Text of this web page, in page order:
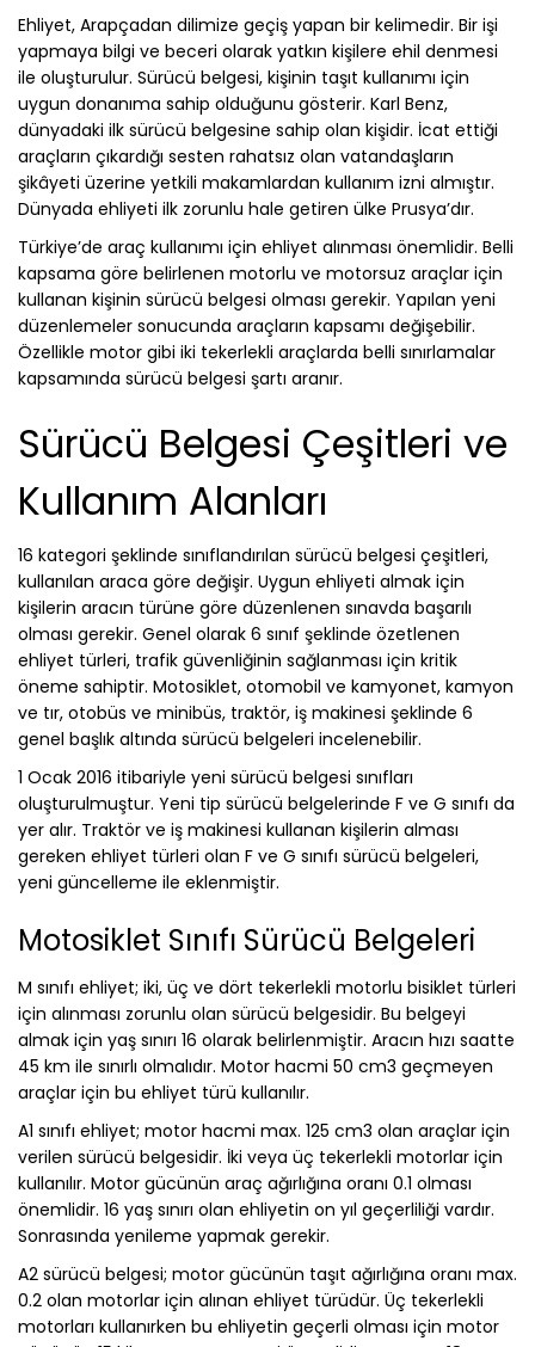
Ehliyet, Arapçadan dilimize geçiş yapan bir kelimedir. Bir işi
yapmaya bilgi ve beceri olarak yatkın kişilere ehil denmesi
ile oluşturulur. Sürücü belgesi, kişinin taşıt kullanımı için
uygun donanıma sahip olduğunu gösterir. Karl Benz,
dünyadaki ilk sürücü belgesine sahip olan kişidir. İcat ettiği
araçların çıkardığı sesten rahatsız olan vatandaşların
şikâyeti üzerine yetkili makamlardan kullanım izni almıştır.
Dünyada ehliyeti ilk zorunlu hale getiren ülke Prusya’dır.
Türkiye’de araç kullanımı için ehliyet alınması önemlidir. Belli
kapsama göre belirlenen motorlu ve motorsuz araçlar için
kullanan kişinin sürücü belgesi olması gerekir. Yapılan yeni
düzenlemeler sonucunda araçların kapsamı değişebilir.
Özellikle motor gibi iki tekerlekli araçlarda belli sınırlamalar
kapsamında sürücü belgesi şartı aranır.
Sürücü Belgesi Çeşitleri ve
Kullanım Alanları
16 kategori şeklinde sınıflandırılan sürücü belgesi çeşitleri,
kullanılan araca göre değişir. Uygun ehliyeti almak için
kişilerin aracın türüne göre düzenlenen sınavda başarılı
olması gerekir. Genel olarak 6 sınıf şeklinde özetlenen
ehliyet türleri, trafik güvenliğinin sağlanması için kritik
öneme sahiptir. Motosiklet, otomobil ve kamyonet, kamyon
ve tır, otobüs ve minibüs, traktör, iş makinesi şeklinde 6
genel başlık altında sürücü belgeleri incelenebilir.
1 Ocak 2016 itibariyle yeni sürücü belgesi sınıfları
oluşturulmuştur. Yeni tip sürücü belgelerinde F ve G sınıfı da
yer alır. Traktör ve iş makinesi kullanan kişilerin alması
gereken ehliyet türleri olan F ve G sınıfı sürücü belgeleri,
yeni güncelleme ile eklenmiştir.
Motosiklet Sınıfı Sürücü Belgeleri
M sınıfı ehliyet; iki, üç ve dört tekerlekli motorlu bisiklet türleri
için alınması zorunlu olan sürücü belgesidir. Bu belgeyi
almak için yaş sınırı 16 olarak belirlenmiştir. Aracın hızı saatte
45 km ile sınırlı olmalıdır. Motor hacmi 50 cm3 geçmeyen
araçlar için bu ehliyet türü kullanılır.
A1 sınıfı ehliyet; motor hacmi max. 125 cm3 olan araçlar için
verilen sürücü belgesidir. İki veya üç tekerlekli motorlar için
kullanılır. Motor gücünün araç ağırlığına oranı 0.1 olması
önemlidir. 16 yaş sınırı olan ehliyetin on yıl geçerliliği vardır.
Sonrasında yenileme yapmak gerekir.
A2 sürücü belgesi; motor gücünün taşıt ağırlığına oranı max.
0.2 olan motorlar için alınan ehliyet türüdür. Üç tekerlekli
motorları kullanırken bu ehliyetin geçerli olması için motor